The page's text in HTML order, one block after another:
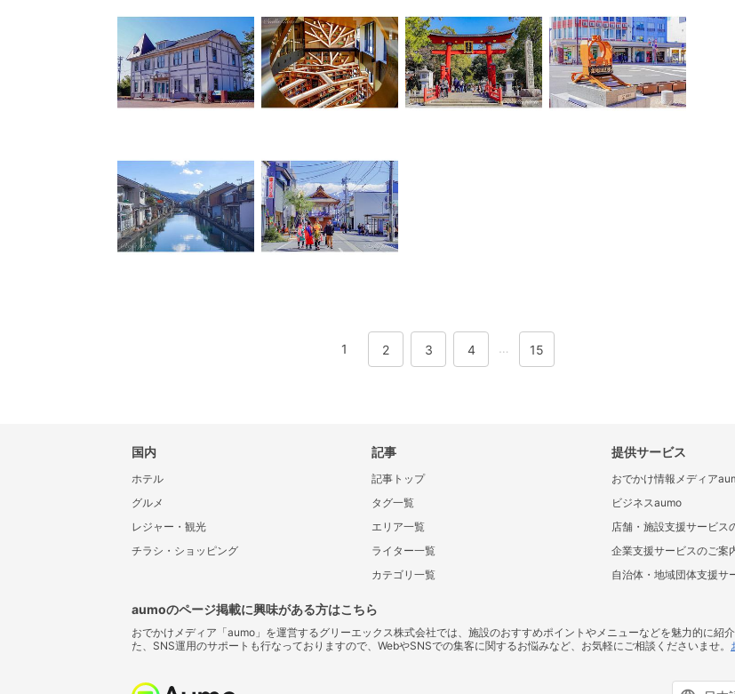
1 2 3 4 … 15
国内
ホテル
グルメ
レジャー・観光
チラシ・ショッピング
記事
記事トップ
タグ一覧
エリア一覧
ライター一覧
カテゴリ一覧
提供サービス
おでかけ情報メディア
ビジネスaumo
店舗・施設支援サービス
企業支援サービスのご案
自治体・地域団体支援サ
aumoのページ掲載に興味がある方はこちら
おでかけメディア「aumo」を運営するグリーエックス株式会社では、施設のおすすめポイントやメニューなどを魅力的に紹
た、SNS運用のサポートも行なっておりますので、WebやSNSでの集客に関するお悩みなど、お気軽にご相談くださいませ。